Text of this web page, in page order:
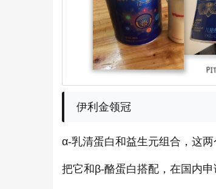
伊利金领冠
α-乳清蛋白和益生元组合，这
把它和β-酪蛋白搭配，在国内